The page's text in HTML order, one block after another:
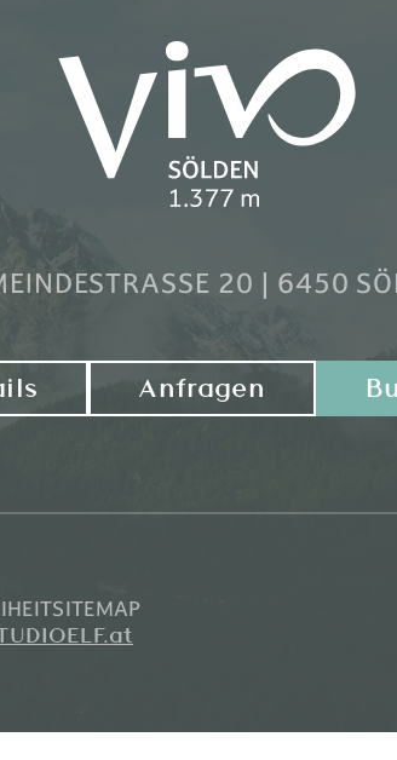
20 | 6450
Anfragen
SITEMAP